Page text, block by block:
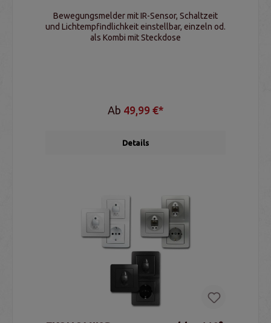
Bewegungsmelder mit IR-Sensor, Schaltzeit
und Lichtempfindlichkeit einstellbar, einzeln od.
als Kombi mit Steckdose
Ab 49,99 €*
Details